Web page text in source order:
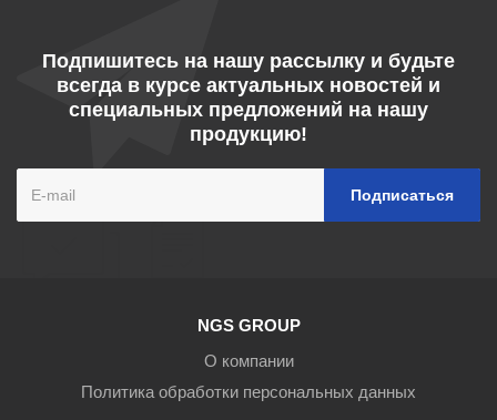
Подпишитесь на нашу рассылку и будьте
всегда в курсе актуальных новостей и
специальных предложений на нашу
продукцию!
NGS GROUP
О компании
Политика обработки персональных данных